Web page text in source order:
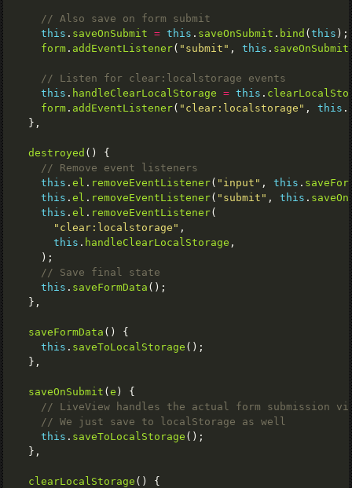
this . saveOnSubmit = this . saveOnSubmit . bind ( this
form . addEventListener( "submit" , this . saveOnSubmit
this . handleClearLocalStorage = this .
form . addEventListener( "clear:localstorage" , this .
destroyed
this . el . removeEventListener( "input" , this .
this . el . removeEventListener( "submit" , this .
this . el . removeEventListener
"clear:localstorage"
this . handleClearLocalStorage
this . saveFormData
saveFormData
this . saveToLocalStorage
saveOnSubmit ( e
this . saveToLocalStorage
clearLocalStorage